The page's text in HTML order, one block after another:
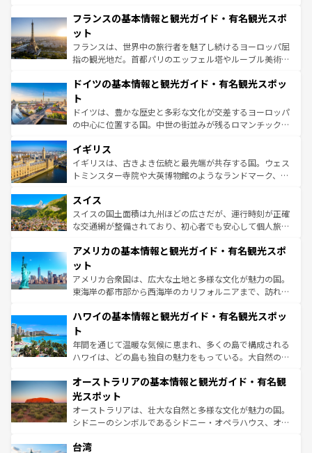
なお、新着のイタリア情報はコンテンツ一覧を参照してほ
しい。
文化が根付くこの国では、情熱的なフラメンコ、熱気あふ
れる闘牛、そして美味しいタパスが生活の一部となってい
る。首都マドリードの洗練された雰囲気や、バルセロナの
アートに溢れた街角から、地方では古代ローマ遺跡や中世
せる。地方によって風土や気候が異なるスペインはその個
ンテンツ一覧 を参照してほしい。
フランスの基本情報と観光ガイド・有名観光スポ
ット
フランスは、世界中の旅行者を魅了し続けるヨーロッパ屈
指の観光地だ。首都パリのエッフェル塔やルーブル美術館
で、幅広い魅力が詰まっている。華麗な宮殿、歴史的な大
聖堂、美しいビーチ、そして豊かな自然が、訪れる者を心
から魅了する。また、フランスは美食の国としても知ら
れ、フランス料理はユネスコ無形文化遺産にも登録されて
香り高いラベンダー畑など、多彩な楽しみ方が可能だ。さ
らに、パリ以外の地域にも魅力が溢れており、どの街角に
も豊かな歴史と文化が息づいている。パリ以外の個性あふ
を参照してほしい。
ドイツの基本情報と観光ガイド・有名観光スポッ
ト
ドイツは、豊かな歴史と多彩な文化が交差するヨーロッパ
の中心に位置する国。中世の街並みが残るロマンチック街
顔を持つこの国は、どこを歩いても飽きることがない。ベ
ルリンの文化的活気、バイエルン州のアルプスの絶景、そ
してライン川沿いのワイン畑といった風景は必見。ビール
は、お酒好きな人にはぜひ体験してほしい。 なお、新着の
ドイツ情報はコンテンツ一覧を参照してほしい。
イギリス
イギリスは、古きよき伝統と最先端が共存する国。ウェス
トミンスター寺院や大英博物館のようなランドマーク、歴
リアごとに異なる魅力がある。また、優雅なアフタヌーン
ティー、ビール好きにはたまらない英国パブ、サッカー観
戦など、本場だからこそできる体験も豊富。イギリスを旅
ンツ一覧を参照してほしい。
スイス
スイスの国土面積は九州ほどの広さだが、運行時刻が正確
な交通網が整備されており、初心者でも安心して個人旅行
の建物がそのまま残る町や、スイスならではのユニークな
博物館もあり、アルプス観光だけでなく町歩きも満喫する
ことができる。国民の所得が高いため物価も高いが、旅行
者向けの交通パス提供のサービスもあり、うまく活用すれ
着のスイス情報はコンテンツ一覧を参照してほしい。
アメリカの基本情報と観光ガイド・有名観光スポ
ット
アメリカ合衆国は、広大な土地と多様な文化が魅力の国。
東海岸の都市部から西海岸のカリフォルニアまで、訪れる
のような巨大都市は、観光、ショッピング、エンターテイ
ンメントが詰まった刺激的なスポットだ。一方、アメリカ
西部には大自然が広がり、グランドキャニオンやイエロー
ストーン国立公園といった絶景が堪能できる。さらに、南
文化が魅力。旅行者はアメリカの各地域で異なる魅力を楽
しみながら、その多様性と豊かな歴史を感じることができ
るだろう。車でのロードトリップや列車の旅も、アメリカ
ならではの贅沢な旅のスタイルだ。 なお、新着のアメリカ
情報は コンテンツ一覧 を参照してほしい。
ハワイの基本情報と観光ガイド・有名観光スポッ
ト
年間を通じて温暖な気候に恵まれ、多くの島で構成される
ハワイは、どの島も独自の魅力をもっている。大自然の神
ワイ島は見逃せない。また、定番の観光地といえばオアフ
島だが、静かな自然を求めるならマウイ島やカウアイ島が
おすすめ。エメラルドグリーンに輝く海をはじめ、豊かな
文化や歴史が息づいている。「アロハスピリット」と呼ば
人々、おいしいローカルフードやハワイアンミュージッ
オーストラリアの基本情報と観光ガイド・有名観
光スポット
オーストラリアは、壮大な自然と多様な文化が魅力の国。
シドニーのシンボルであるシドニー・オペラハウス、オー
リアリーフや大陸中央部にそびえるウルル（エアーズロッ
台湾